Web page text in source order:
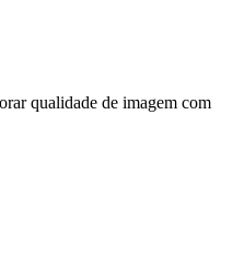
qualidade de imagem com